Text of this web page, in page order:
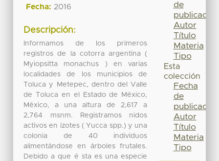
Fecha: 2016
Descripción:
Informamos de los primeros
registros de la cotorra argentina (
Myiopsitta monachus ) en varias
localidades de los municipios de
Toluca y Metepec, dentro del Valle
de Toluca en el Estado de México,
México, a una altura de 2,617 a
2,764 msnm. Registramos nidos
activos en izotes ( Yucca spp.) y una
colonia de 40 individuos
alimentándose en árboles frutales.
Debido a que é sta es una especie
de
publicación
Autor
Título
Materia
Tipo
Esta
colección
Fecha
de
publicación
Autor
Título
Materia
Tipo